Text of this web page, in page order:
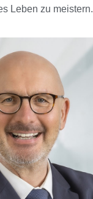
Leben zu meistern.